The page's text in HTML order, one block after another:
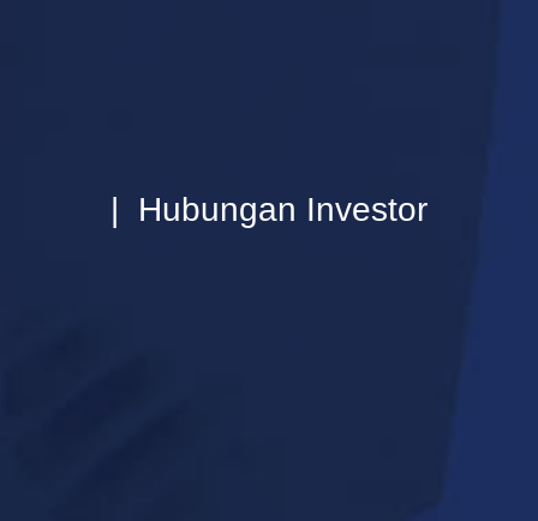
| Hubungan Investor